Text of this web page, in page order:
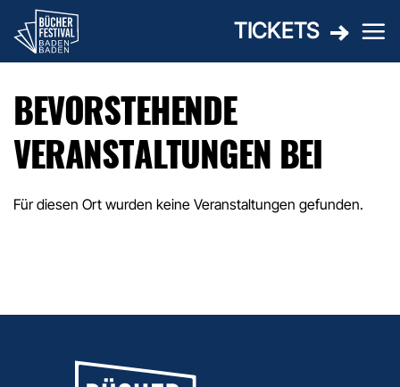
Inhalt
springen
TICKETS
BEVORSTEHENDE
VERANSTALTUNGEN BEI
Für diesen Ort wurden keine Veranstaltungen gefunden.